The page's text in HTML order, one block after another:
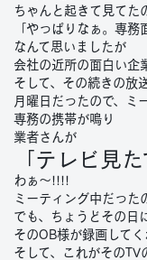
ちゃんと起きて見てた
「やっぱりなぁ。専
なんて思いましたが
会社の近所の面白い企
そして、その続きの放
月曜日だったので、ミ
専務の携帯が鳴り
業者さんが
「テレビ見た
わぁ～!!!!
ミーティング中だっ
でも、ちょうどその日
そのOB様が録画して
そして、これがそのTV